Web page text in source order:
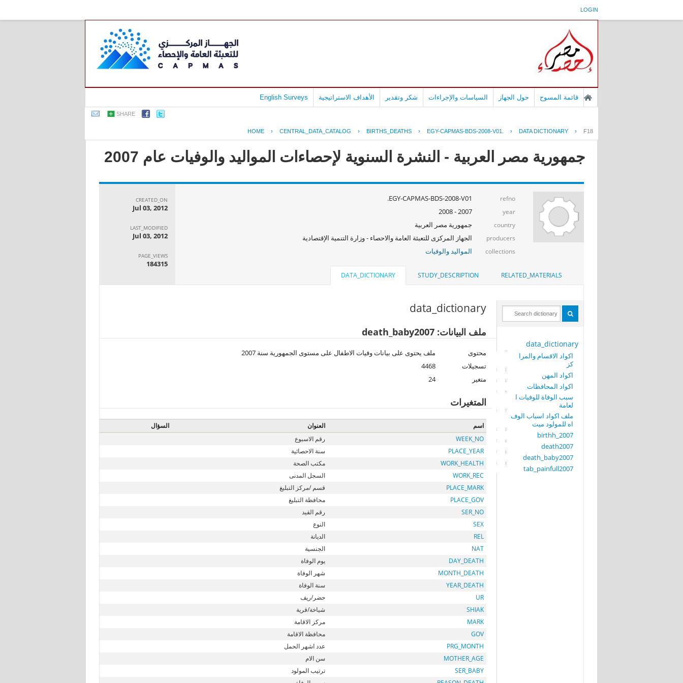
LOGIN
قائمة المسوح حول الجهاز السياسات والإجراءات شكر وتقدير الأهداف الاستراتيجية English Surveys
SHARE
HOME › CENTRAL_DATA_CATALOG › BIRTHS_DEATHS › EGY-CAPMAS-BDS-2008-V01. › DATA DICTIONARY › F18
جمهورية مصر العربية - النشرة السنوية لإحصاءات المواليد والوفيات عام 2007
refno
EGY-CAPMAS-BDS-2008-V01.
year
2007 - 2008
country جمهورية مصر العربية
producers الجهاز المركزى للتعبئة العامة والاحصاء - وزارة التنمية الإقتصادية
collections المواليد والوفيات
CREATED_ON
Jul 03, 2012
LAST_MODIFIED
Jul 03, 2012
PAGE_VIEWS
184315
RELATED_MATERIALS
STUDY_DESCRIPTION
DATA_DICTIONARY
data_dictionary
اكواد الاقسام والمرا
كز
اكواد المهن
اكواد المحافظات
سبب الوفاة للوفيات ا
لعامة
ملف اكواد اسباب الوف
اه للمولود ميت
birthh_2007
death2007
death_baby2007
tab_painfull2007
data_dictionary
ملف البيانات: death_baby2007
محتوى
ملف يحتوى على بيانات وفيات الاطفال على مستوى الجمهورية سنة 2007
تسجيلات
4468
متغير
24
المتغيرات
اسم العنوان
السؤال
WEEK_NO
رقم الاسبوع
PLACE_YEAR
سنة الاحصائية
WORK_HEALTH
مكتب الصحة
WORK_REC
السجل المدنى
PLACE_MARK
قسم /مركز التبليغ
PLACE_GOV
محافظة التبليغ
SER_NO
رقم القيد
SEX
النوع
REL
الديانة
NAT
الجنسية
DAY_DEATH
يوم الوفاة
MONTH_DEATH
شهر الوفاة
YEAR_DEATH
سنة الوفاة
UR
حضر/ريف
SHIAK
شياخة/قرية
MARK
مركز الاقامة
GOV
محافظة الاقامة
PRG_MONTH
عدد اشهر الحمل
MOTHER_AGE
سن الام
SER_BABY
ترتيب المولود